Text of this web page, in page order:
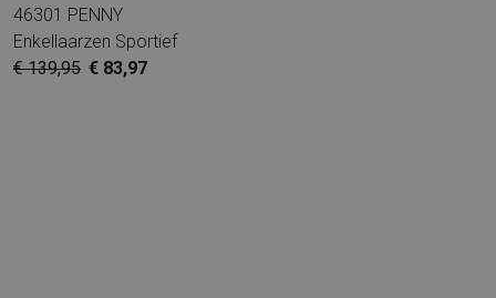
46301 PENNY
Enkellaarzen Sportief
€ 139,95 € 83,97